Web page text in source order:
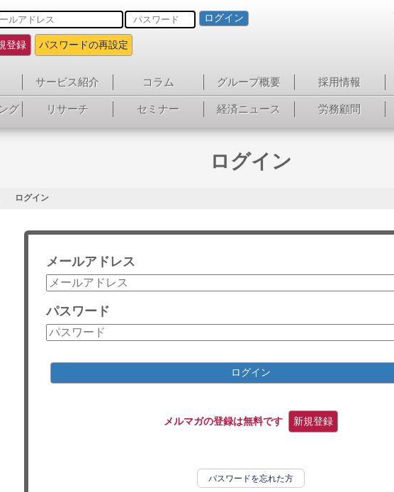
ログイン
登録 パスワードの再設定
サービス紹介 コラム グループ概要 採用情報
グ
リサーチ セミナー 経済ニュース 労務顧問
ログイン
ログイン
メールアドレス
パスワード
ログイン
メルマガの登録は無料です 新規登録
パスワードを忘れた方